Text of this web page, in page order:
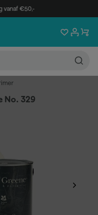
vanaf €50,-
No. 329